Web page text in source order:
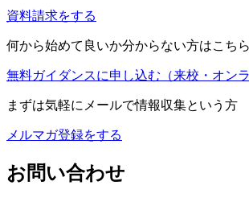
資料請求をする
何から始めて良いか分からない方はこちら
無料ガイダンスに申し込む （来校・オン
まずは気軽にメールで情報収集という方
メルマガ登録をする
お問い合わせ